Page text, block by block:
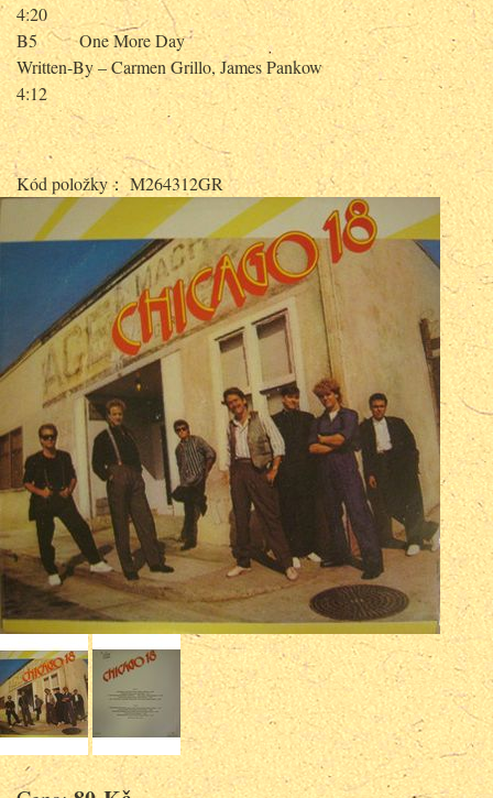
4:20
B5 One More Day
Written-By – Carmen Grillo, James Pankow
4:12
Kód položky： M264312GR